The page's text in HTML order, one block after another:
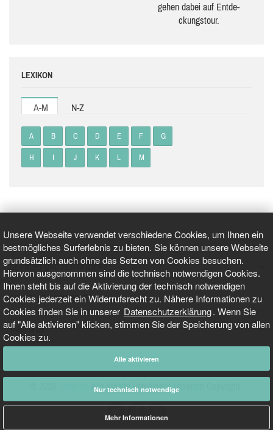
Unsere Webseite verwendet verschiedene Cookies, um Ihnen ein
bestmögliches Surferlebnis zu bieten. Sie können unsere Webseite
grundsätzlich auch ohne das Setzen von Cookies besuchen.
Hiervon ausgenommen sind die technisch notwendigen Cookies.
Ihnen steht bis auf die Aktivierung der technisch notwendigen
Cookies jederzeit ein Widerrufsrecht zu. Nähere Informationen zu
Cookies finden Sie in unserer Datenschutzerklärung. Wenn Sie
auf "Alle aktivieren" klicken, stimmen Sie der Speicherung von allen
Cookies zu.
Alle aktivieren
Nur technisch notwendige
Mehr Informationen
gehen dabei auf Ent­de­
ckungs­tour.
LEXIKON
A-M N-Z
A B C D E F G
H I J K L M
GEPRÜFT UND ZERTIFIZIERT
AKTUELLE NACHRICHTEN
TARIFO.DE
Alle Inhalte unterliegen unserem Copyright.